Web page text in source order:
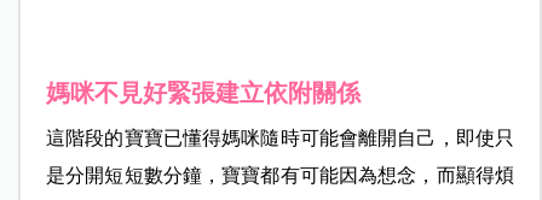
媽咪不見好緊張建立依附關係
這階段的寶寶已懂得媽咪隨時可能會離開自己，即使只
是分開短短數分鐘，寶寶都有可能因為想念，而顯得煩